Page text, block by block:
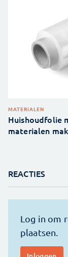
MATERIALEN
Huishoudfolie
materialen
REACTIES